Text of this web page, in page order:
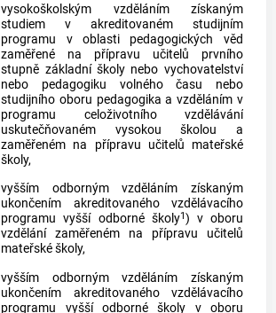
vysokoškolským vzděláním získaným
studiem v akreditovaném studijním
programu v oblasti pedagogických věd
zaměřené na přípravu učitelů prvního
stupně základní školy nebo vychovatelství
nebo pedagogiku volného času nebo
studijního oboru pedagogika a vzděláním v
programu celoživotního vzdělávání
uskutečňovaném vysokou školou a
zaměřeném na přípravu učitelů mateřské
školy,
vyšším odborným vzděláním získaným
ukončením akreditovaného vzdělávacího
programu vyšší odborné školy1) v oboru
vzdělání zaměřeném na přípravu učitelů
mateřské školy,
vyšším odborným vzděláním získaným
ukončením akreditovaného vzdělávacího
programu vyšší odborné školy v oboru